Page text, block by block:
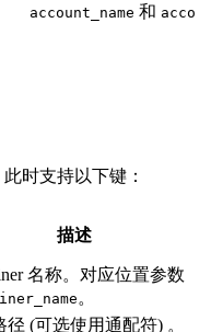
account_name 和
时支持以下键：
描述
名称。对应位置参数
。
径 (可选使用通配符) 。